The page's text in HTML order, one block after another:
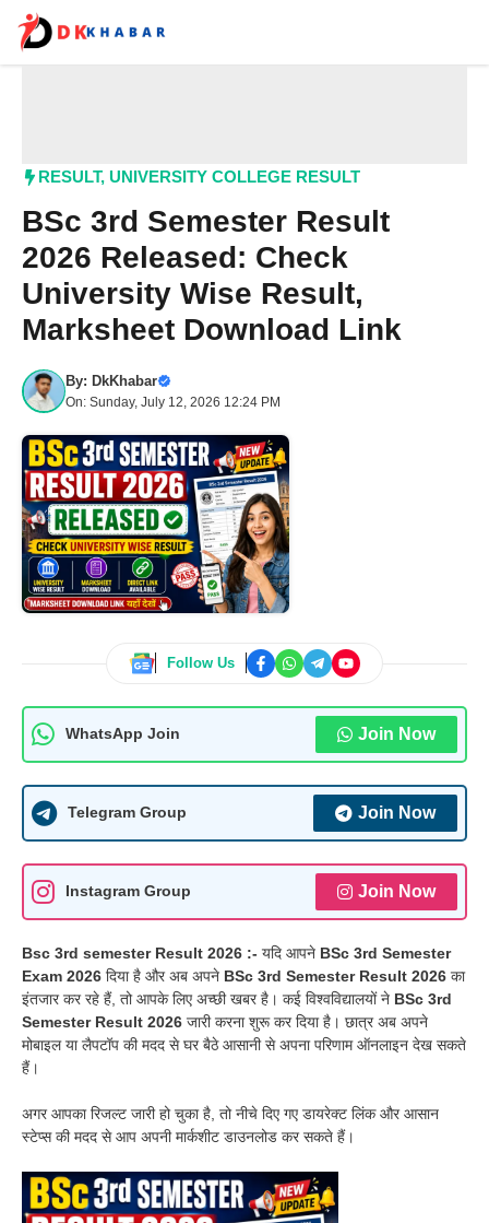
content
RESULT, UNIVERSITY COLLEGE RESULT
BSc 3rd Semester Result
2026 Released: Check
University Wise Result,
Marksheet Download Link
By: DkKhabar
On: Sunday, July 12, 2026 12:24 PM
Follow Us
WhatsApp Join Join Now
Telegram Group Join Now
Instagram Group Join Now
Bsc 3rd semester Result 2026 :- यदि आपने BSc 3rd Semester
Exam 2026 दिया है और अब अपने BSc 3rd Semester Result 2026 का
इंतजार कर रहे हैं, तो आपके लिए अच्छी खबर है। कई विश्वविद्यालयों ने BSc 3rd
Semester Result 2026 जारी करना शुरू कर दिया है। छात्र अब अपने
मोबाइल या लैपटॉप की मदद से घर बैठे आसानी से अपना परिणाम ऑनलाइन देख सकते
हैं।
अगर आपका रिजल्ट जारी हो चुका है, तो नीचे दिए गए डायरेक्ट लिंक और आसान
स्टेप्स की मदद से आप अपनी मार्कशीट डाउनलोड कर सकते हैं।